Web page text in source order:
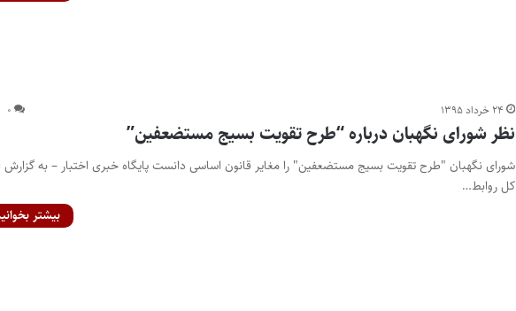
۲۴ خرداد ۱۳۹۵ ۰
نظر شورای نگهبان درباره “طرح تقویت بسیج مستضعفین”
شورای نگهبان "طرح تقویت بسیج مستضعفین" را مغایر قانون اساسی دانست پایگاه خبری اختبار – به گزارش
کل روابط…
بیشتر